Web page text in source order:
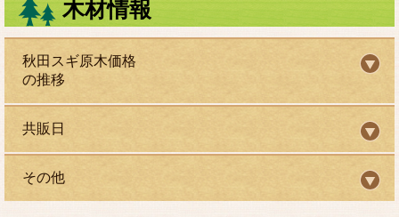
木材情報
秋田スギ原木価格
の推移
共販日
その他